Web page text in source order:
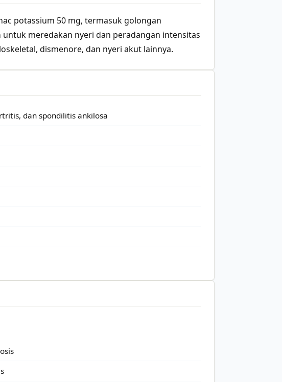
potassium 50 mg, termasuk golongan
meredakan nyeri dan peradangan intensitas
dismenore, dan nyeri akut lainnya.
dan spondilitis ankilosa